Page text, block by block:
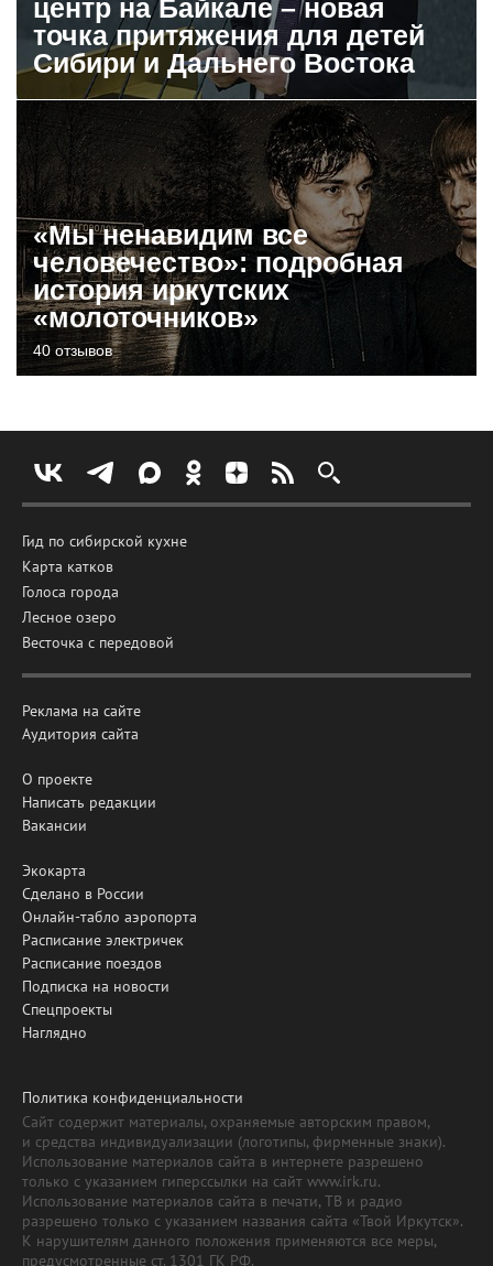
центр на Байкале – новая
точка притяжения для детей
Сибири и Дальнего Востока
«Мы ненавидим все
человечество»: подробная
история иркутских
«молоточников»
40 отзывов
Гид по сибирской кухне
Карта катков
Голоса города
Лесное озеро
Весточка с передовой
Реклама на сайте
Аудитория сайта
О проекте
Написать редакции
Вакансии
Экокарта
Сделано в России
Онлайн-табло аэропорта
Расписание электричек
Расписание поездов
Подписка на новости
Спецпроекты
Наглядно
Политика конфиденциальности
Сайт содержит материалы, охраняемые авторским правом,
и средства индивидуализации (логотипы, фирменные знаки).
Использование материалов сайта в интернете разрешено
только с указанием гиперссылки на сайт www.irk.ru.
Использование материалов сайта в печати, ТВ и радио
разрешено только с указанием названия сайта «Твой Иркутск».
К нарушителям данного положения применяются все меры,
предусмотренные ст. 1301 ГК РФ.